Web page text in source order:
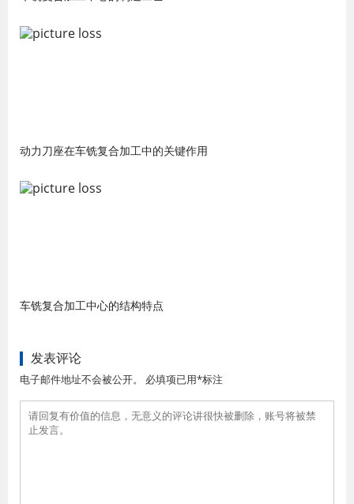
动力刀座在车铣复合加工中的关键作用
车铣复合加工中心的结构特点
发表评论
电子邮件地址不会被公开。 必填项已用*标注